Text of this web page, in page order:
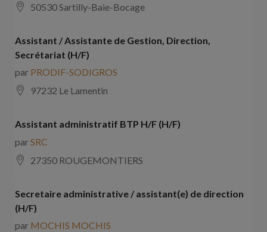
50530 Sartilly-Baie-Bocage
Assistant / Assistante de Gestion, Direction,
Secrétariat (H/F)
par PRODIF-SODIGROS
97232 Le Lamentin
Assistant administratif BTP H/F (H/F)
parSRC
27350 ROUGEMONTIERS
Secretaire administrative / assistant(e) de direction
(H/F)
par MOCHIS MOCHIS